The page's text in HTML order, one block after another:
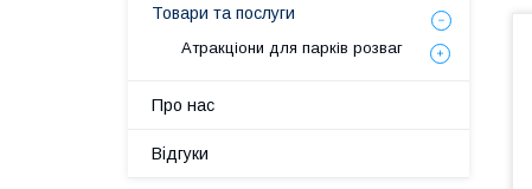
Товари та послуги
Атракціони для парків розваг
Про нас
Відгуки